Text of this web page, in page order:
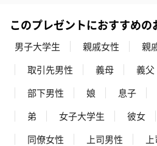
このプレゼントにおすすめの
男子大学生 親戚女性 親
取引先男性
義母 義父
部下男性
娘 息子
弟
女子大学生 彼女
同僚女性
上司男性